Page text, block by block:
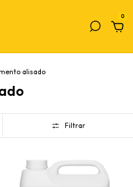
0
alisado
Filtrar